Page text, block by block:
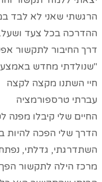
הרגשתי שאני לא לבד
ההדרכה בכל צעד ושעל.
דרך החיבור לתקשור
"שנולדתי מחדש באמצע
חיי השתנו מקצה לקצה
עברתי טרספורמציה
החיים שלי קיבלו מפנה
הדרך שלי הפכה להיות
השתדרגתי, גדלתי,
מרכז הילה לתקשור